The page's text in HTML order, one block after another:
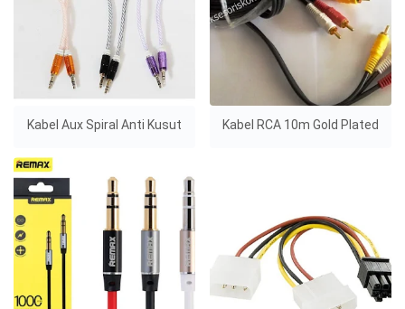
Kabel Aux Spiral Anti Kusut Kabel RCA 10m Gold Plated